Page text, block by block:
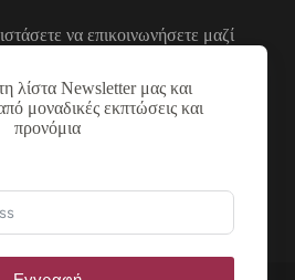
λίστα Newsletter μας και
μοναδικές εκπτώσεις και
προνόμια
να επικοινωνήσετε μαζί
19, ΤΚ 53100, Φλώρινα,
- a project by atsompanis